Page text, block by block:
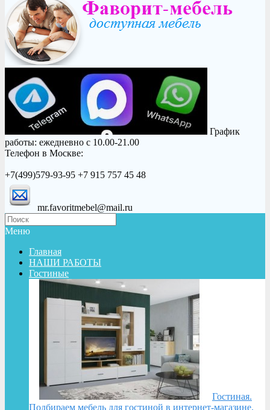
График
работы: ежедневно с 10.00-21.00
Телефон в Москве:
+7(499)579-93-95 +7 915 757 45 48
mr.favoritmebel@mail.ru
Меню
Главная
НАШИ РАБОТЫ
Гостиные
Гостиная.
Подбираем мебель для гостиной в интернет-магазине.